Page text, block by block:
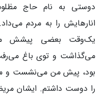
دوستی به نام حاج
انارهایش را به مردم
یک‌وقت بعضی پیشش
می‌گذاشت و توی باغ
بود، پیش من می‌نشست و
را دوست داشتم. ایشان